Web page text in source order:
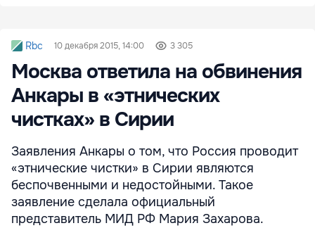
Rbc 10 декабря 2015, 14:00 3 305
Москва ответила на обвинения
Анкары в «этнических
чистках» в Сирии
Заявления Анкары о том, что Россия проводит
«этнические чистки» в Сирии являются
беспочвенными и недостойными. Такое
заявление сделала официальный
представитель МИД РФ Мария Захарова.